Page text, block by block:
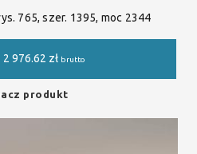
765, szer. 1395, moc 2344
2 976.62 zł brutto
produkt